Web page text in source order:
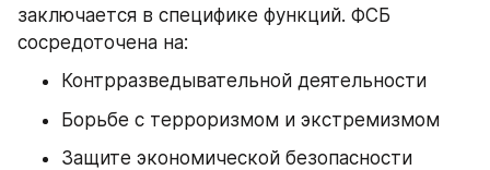
заключается в специфике функций. ФСБ
сосредоточена на:
Контрразведывательной деятельности
Борьбе с терроризмом и экстремизмом
Защите экономической безопасности